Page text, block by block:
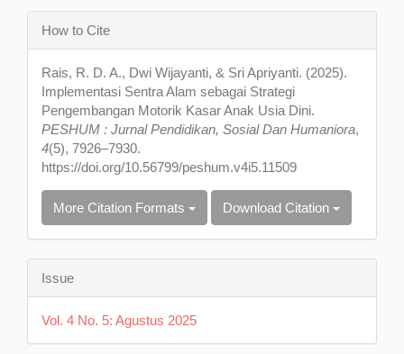
Article
Details
How to Cite
Rais, R. D. A., Dwi Wijayanti, & Sri Apriyanti. (2025).
Implementasi Sentra Alam sebagai Strategi
Pengembangan Motorik Kasar Anak Usia Dini.
PESHUM : Jurnal Pendidikan, Sosial Dan Humaniora,
4(5), 7926–7930.
https://doi.org/10.56799/peshum.v4i5.11509
More Citation Formats Download Citation
Issue
Vol. 4 No. 5: Agustus 2025